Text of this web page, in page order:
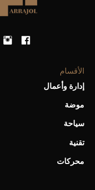
الأقسام
إدارة وأعمال
موضة
سياحة
تقنية
محركات